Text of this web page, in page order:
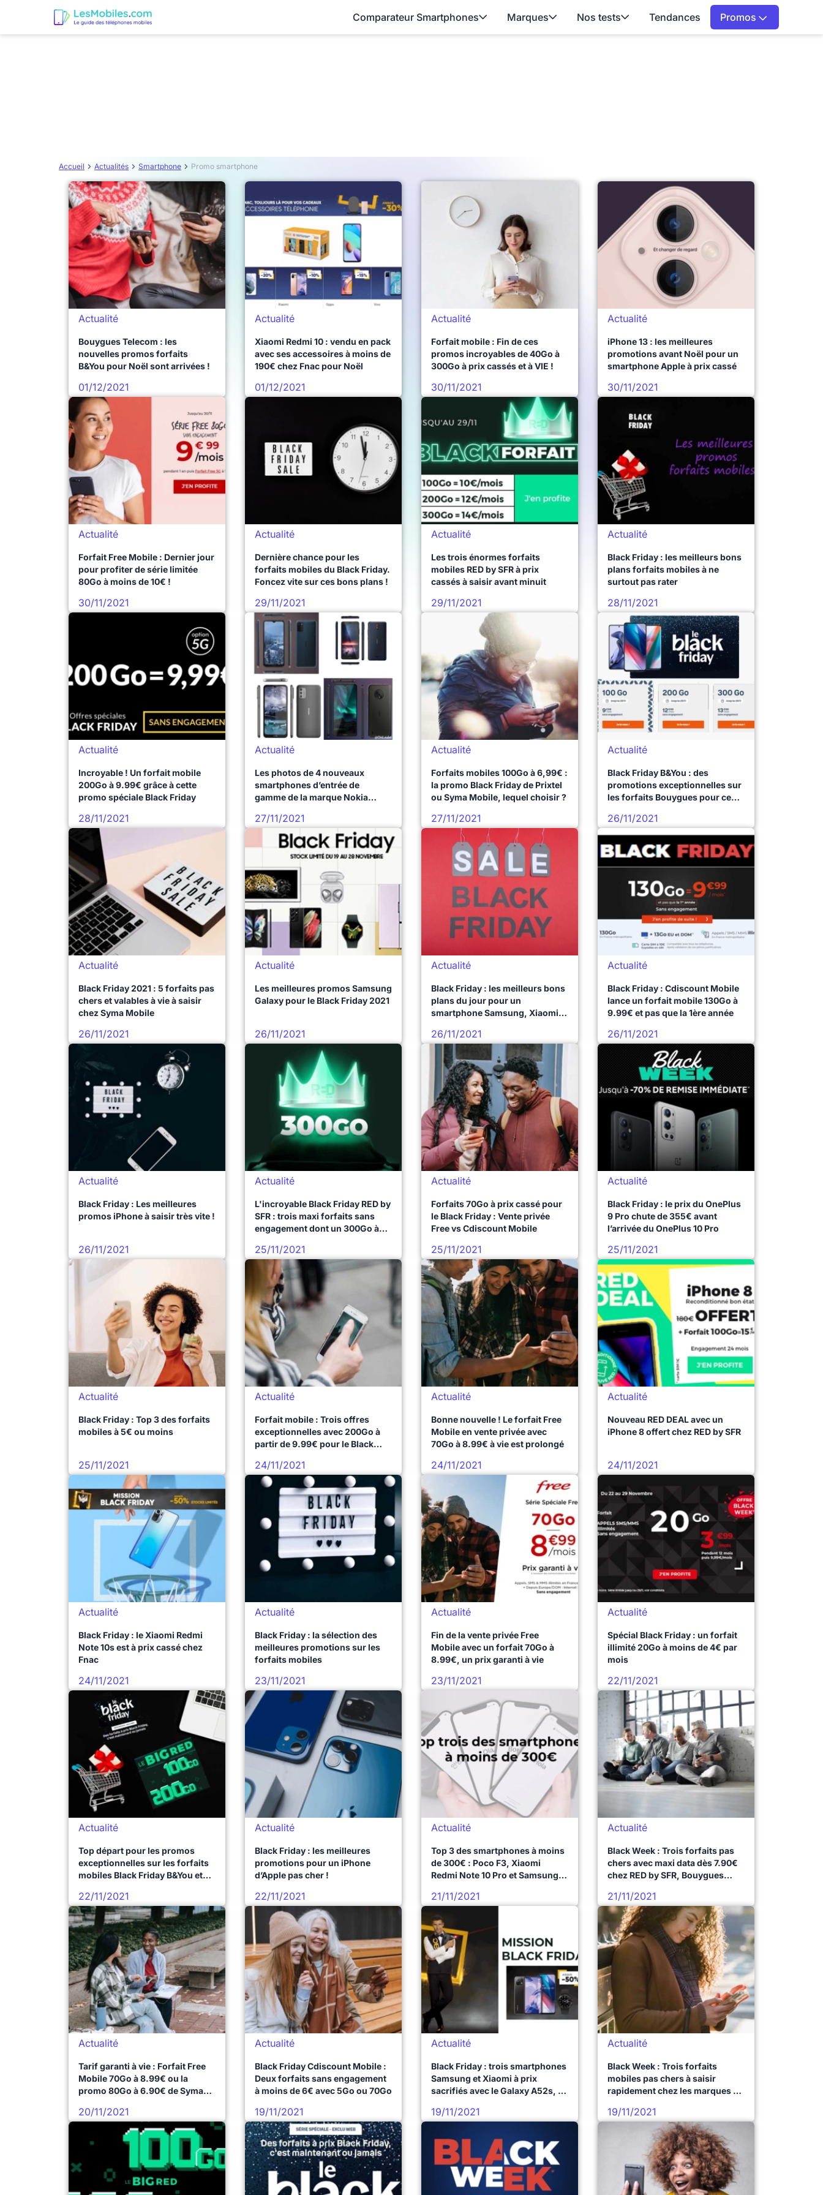
Comparateur Smartphones Marques Nos tests Tendances Promos
Accueil Actualités Smartphone Promo smartphone
Actualité
Bouygues Telecom : les
nouvelles promos forfaits
B&You pour Noël sont arrivées !
01/12/2021
Actualité
Xiaomi Redmi 10 : vendu en pack
avec ses accessoires à moins de
190€ chez Fnac pour Noël
01/12/2021
Actualité
Forfait mobile : Fin de ces
promos incroyables de 40Go à
300Go à prix cassés et à VIE !
30/11/2021
Actualité
iPhone 13 : les meilleures
promotions avant Noël pour un
smartphone Apple à prix cassé
30/11/2021
Actualité
Forfait Free Mobile : Dernier jour
pour profiter de série limitée
80Go à moins de 10€ !
30/11/2021
Actualité
Dernière chance pour les
forfaits mobiles du Black Friday.
Foncez vite sur ces bons plans !
29/11/2021
Actualité
Les trois énormes forfaits
mobiles RED by SFR à prix
cassés à saisir avant minuit
29/11/2021
Actualité
Black Friday : les meilleurs bons
plans forfaits mobiles à ne
surtout pas rater
28/11/2021
Actualité
Incroyable ! Un forfait mobile
200Go à 9.99€ grâce à cette
promo spéciale Black Friday
28/11/2021
Actualité
Les photos de 4 nouveaux
smartphones d’entrée de
gamme de la marque Nokia
27/11/2021
Actualité
Forfaits mobiles 100Go à 6,99€ :
la promo Black Friday de Prixtel
ou Syma Mobile, lequel choisir ?
27/11/2021
Actualité
Black Friday B&You : des
promotions exceptionnelles sur
les forfaits Bouygues pour ce
26/11/2021
Actualité
Black Friday 2021 : 5 forfaits pas
chers et valables à vie à saisir
chez Syma Mobile
26/11/2021
Actualité
Les meilleures promos Samsung
Galaxy pour le Black Friday 2021
26/11/2021
Actualité
Black Friday : les meilleurs bons
plans du jour pour un
smartphone Samsung, Xiaomi
26/11/2021
Actualité
Black Friday : Cdiscount Mobile
lance un forfait mobile 130Go à
9.99€ et pas que la 1ère année
26/11/2021
Actualité
Black Friday : Les meilleures
promos iPhone à saisir très vite !
26/11/2021
Actualité
L'incroyable Black Friday RED by
SFR : trois maxi forfaits sans
engagement dont un 300Go à
25/11/2021
Actualité
Forfaits 70Go à prix cassé pour
le Black Friday : Vente privée
Free vs Cdiscount Mobile
25/11/2021
Actualité
Black Friday : le prix du OnePlus
9 Pro chute de 355€ avant
l’arrivée du OnePlus 10 Pro
25/11/2021
Actualité
Black Friday : Top 3 des forfaits
mobiles à 5€ ou moins
25/11/2021
Actualité
Forfait mobile : Trois offres
exceptionnelles avec 200Go à
partir de 9.99€ pour le Black
24/11/2021
Actualité
Bonne nouvelle ! Le forfait Free
Mobile en vente privée avec
70Go à 8.99€ à vie est prolongé
24/11/2021
Actualité
Nouveau RED DEAL avec un
iPhone 8 offert chez RED by SFR
24/11/2021
Actualité
Black Friday : le Xiaomi Redmi
Note 10s est à prix cassé chez
Fnac
24/11/2021
Actualité
Black Friday : la sélection des
meilleures promotions sur les
forfaits mobiles
23/11/2021
Actualité
Fin de la vente privée Free
Mobile avec un forfait 70Go à
8.99€, un prix garanti à vie
23/11/2021
Actualité
Spécial Black Friday : un forfait
illimité 20Go à moins de 4€ par
mois
22/11/2021
Actualité
Top départ pour les promos
exceptionnelles sur les forfaits
mobiles Black Friday B&You et
22/11/2021
Actualité
Black Friday : les meilleures
promotions pour un iPhone
d’Apple pas cher !
22/11/2021
Actualité
Top 3 des smartphones à moins
de 300€ : Poco F3, Xiaomi
Redmi Note 10 Pro et Samsung
21/11/2021
Actualité
Black Week : Trois forfaits pas
chers avec maxi data dès 7.90€
chez RED by SFR, Bouygues
21/11/2021
Actualité
Tarif garanti à vie : Forfait Free
Mobile 70Go à 8.99€ ou la
promo 80Go à 6.90€ de Syma
20/11/2021
Actualité
Black Friday Cdiscount Mobile :
Deux forfaits sans engagement
à moins de 6€ avec 5Go ou 70Go
19/11/2021
Actualité
Black Friday : trois smartphones
Samsung et Xiaomi à prix
sacrifiés avec le Galaxy A52s, le
19/11/2021
Actualité
Black Week : Trois forfaits
mobiles pas chers à saisir
rapidement chez les marques de
19/11/2021